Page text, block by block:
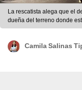
La rescatista alega que el
dueña del terreno donde
LR/elchicodelasnoticias
Camila Salinas